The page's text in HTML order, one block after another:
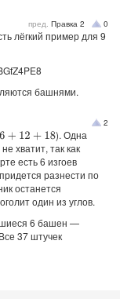
пред. Правка 2 0
лёгкий пример для 9
башнями.
2
+12+ 18
). Одна
хватит, так как
есть 6 изгоев
разнести по
останется
один из углов.
6 башен —
37 штучек